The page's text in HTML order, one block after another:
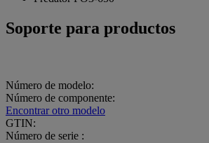
Soporte para productos
Número de modelo:
Número de componente:
Encontrar otro modelo
GTIN:
Número de serie :